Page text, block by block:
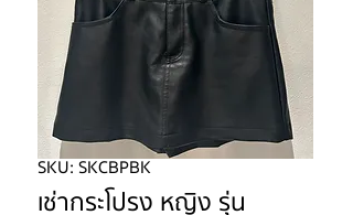
SKU: SKCBPBK
เช่ากระโปรง หญิง รุ่น